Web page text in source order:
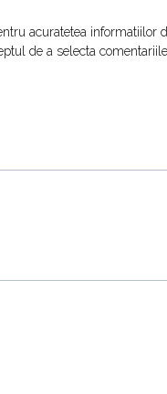
acuratetea informatiilor
de a selecta comentariile.